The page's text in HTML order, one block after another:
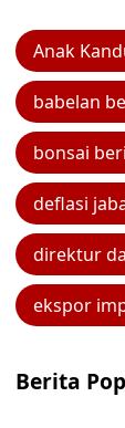
Anak
babelan
bonsai
deflasi
direktur
ekspor
Berita